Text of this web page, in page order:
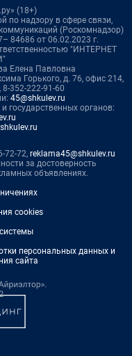
(18+)
по надзору в сфере связи,
(Роскомнадзор)
84686 от 06.02.2023 г.
"ИНТЕРНЕТ
Елена Павловна
Горького, д. 76, офис 214,
352-222-91-60
45@shkulev.ru
государственных органов:
72-72, reklama45@shkulev.ru
за достоверность
объявлениях.
cookies
персональных данных и
сайта